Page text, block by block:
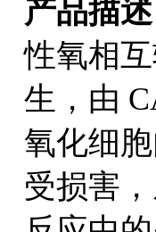
产品描
性氧相
生，由
氧化细
受损害